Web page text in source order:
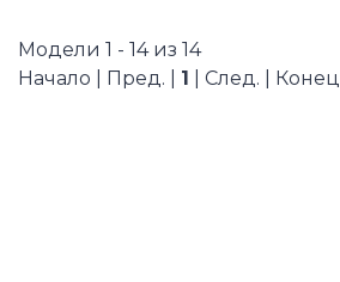
Модели 1 - 14 из 14
Начало | Пред. | 1 | След. | Конец